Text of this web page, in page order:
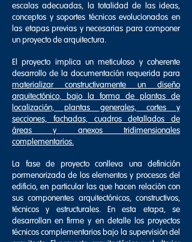
escalas adecuadas, la totalidad de las ideas,
conceptos y soportes técnicos evolucionados en
las etapas previas y necesarias para componer
un proyecto de arquitectura.
El proyecto implica un meticuloso y coherente
desarrollo de la documentación requerida para
materializar constructivamente un diseño
arquitectónico, bajo la forma de plantas de
localización, plantas generales, cortes y
secciones, fachadas, cuadros detallados de
áreas y anexos tridimensionales
complementarios.
La fase de proyecto conlleva una definición
pormenorizada de los elementos y procesos del
edificio, en particular las que hacen relación con
sus componentes arquitectónicos, constructivos,
técnicos y estructurales. En esta etapa, se
desarrollan en firme y en detalle los proyectos
técnicos complementarios bajo la supervisión del